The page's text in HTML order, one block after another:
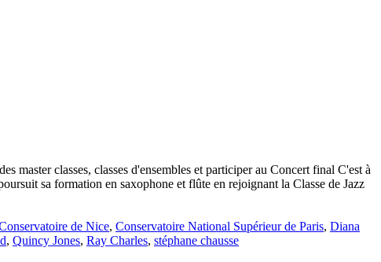
master classes, classes d'ensembles et participer au Concert final C'est à
sa formation en saxophone et flûte en rejoignant la Classe de Jazz
de Nice, Conservatoire National Supérieur de Paris, Diana
, Quincy Jones, Ray Charles, stéphane chausse